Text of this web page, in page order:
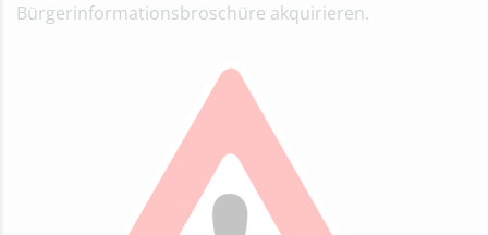
Bürgerinformationsbroschüre akquirieren.